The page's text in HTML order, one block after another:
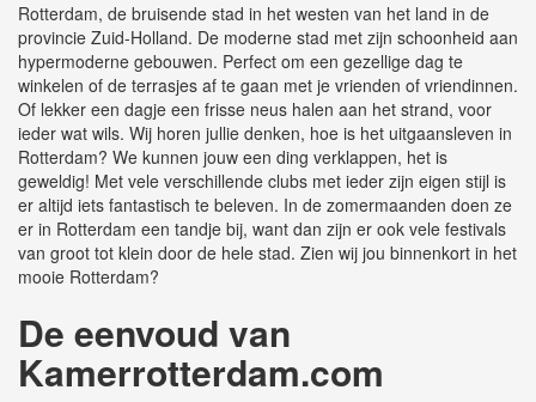
Rotterdam, de bruisende stad in het westen van het land in de
provincie Zuid-Holland. De moderne stad met zijn schoonheid aan
hypermoderne gebouwen. Perfect om een gezellige dag te
winkelen of de terrasjes af te gaan met je vrienden of vriendinnen.
Of lekker een dagje een frisse neus halen aan het strand, voor
ieder wat wils. Wij horen jullie denken, hoe is het uitgaansleven in
Rotterdam? We kunnen jouw een ding verklappen, het is
geweldig! Met vele verschillende clubs met ieder zijn eigen stijl is
er altijd iets fantastisch te beleven. In de zomermaanden doen ze
er in Rotterdam een tandje bij, want dan zijn er ook vele festivals
van groot tot klein door de hele stad. Zien wij jou binnenkort in het
mooie Rotterdam?
De eenvoud van
Kamerrotterdam.com